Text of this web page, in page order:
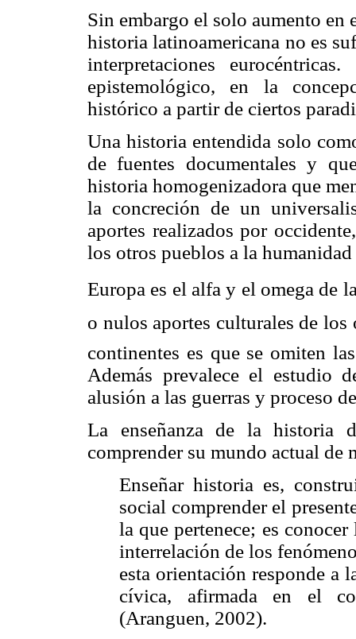
Sin embargo el solo aumento en
historia latinoamericana no es
interpretaciones
epistemológico, en la
histórico a partir de ciertos
Una historia entendida solo
de fuentes documentales y
historia homogenizadora que
la concreción de un
aportes realizados por
los otros pueblos a la
Europa es el alfa y el omega de
o nulos aportes culturales de
continentes es que se omiten
Además prevalece el estudio
alusión a las guerras y proceso
La enseñanza de la historia
comprender su mundo actual de
Enseñar historia es,
social comprender el
la que pertenece; es
interrelación de los
esta orientación responde a
cívica, afirmada en el
(Aranguen, 2002).